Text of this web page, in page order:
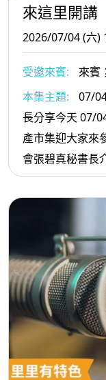
來這里開講
2026/07/04 (六)
受邀來賓:
來賓
圈發展協會張碧
本集主題:
07/
長分享今天 07/
產市集迎大家來
會張碧真秘書長
臨市集及共享中